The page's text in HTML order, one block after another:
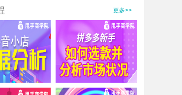
更多>>
据分析 拼多多新手如何选款并分析市场状况